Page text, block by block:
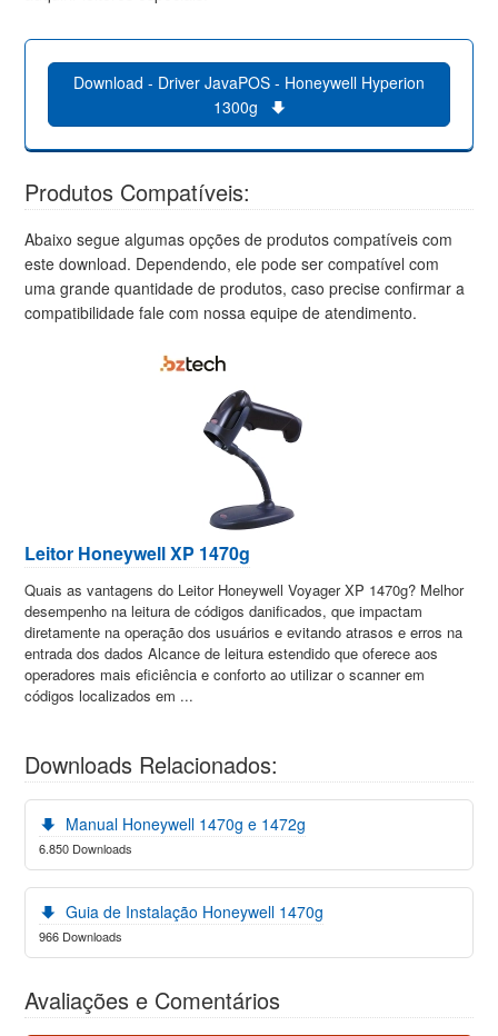
Download - Driver JavaPOS - Honeywell Hyperion
1300g
Produtos Compatíveis:
Abaixo segue algumas opções de produtos compatíveis com
este download. Dependendo, ele pode ser compatível com
uma grande quantidade de produtos, caso precise confirmar a
compatibilidade fale com nossa equipe de atendimento.
Leitor Honeywell XP 1470g
Quais as vantagens do Leitor Honeywell Voyager XP 1470g? Melhor
desempenho na leitura de códigos danificados, que impactam
diretamente na operação dos usuários e evitando atrasos e erros na
entrada dos dados Alcance de leitura estendido que oferece aos
operadores mais eficiência e conforto ao utilizar o scanner em
códigos localizados em ...
Downloads Relacionados:
Manual Honeywell 1470g e 1472g
6.850 Downloads
Guia de Instalação Honeywell 1470g
966 Downloads
Avaliações e Comentários